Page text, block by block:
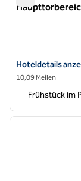
Hoteldetails für
Hoteldetails
10,09 Meilen
Frühstück im
1 von 11